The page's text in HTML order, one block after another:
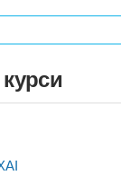
курси